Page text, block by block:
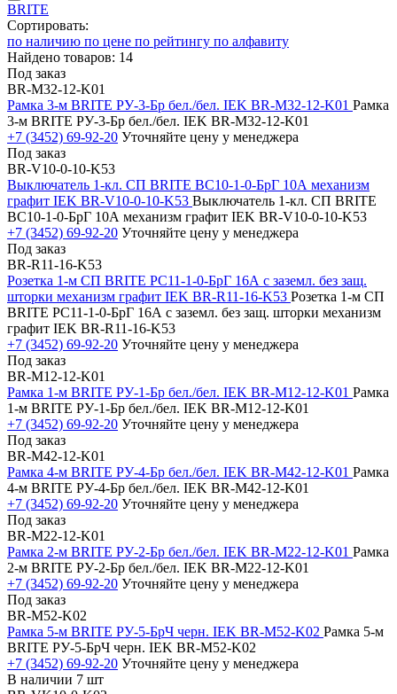
BRITE
Сортировать:
по наличию по цене по рейтингу по алфавиту
Найдено товаров: 14
Под заказ
BR-M32-12-K01
Рамка 3-м BRITE РУ-3-Бр бел./бел. IEK BR-M32-12-K01 Рамка
3-м BRITE РУ-3-Бр бел./бел. IEK BR-M32-12-K01
+7 (3452) 69-92-20 Уточняйте цену у менеджера
Под заказ
BR-V10-0-10-K53
Выключатель 1-кл. СП BRITE ВС10-1-0-БрГ 10А механизм
графит IEK BR-V10-0-10-K53 Выключатель 1-кл. СП BRITE
ВС10-1-0-БрГ 10А механизм графит IEK BR-V10-0-10-K53
+7 (3452) 69-92-20 Уточняйте цену у менеджера
Под заказ
BR-R11-16-K53
Розетка 1-м СП BRITE РС11-1-0-БрГ 16А с заземл. без защ.
шторки механизм графит IEK BR-R11-16-K53 Розетка 1-м СП
BRITE РС11-1-0-БрГ 16А с заземл. без защ. шторки механизм
графит IEK BR-R11-16-K53
+7 (3452) 69-92-20 Уточняйте цену у менеджера
Под заказ
BR-M12-12-K01
Рамка 1-м BRITE РУ-1-Бр бел./бел. IEK BR-M12-12-K01 Рамка
1-м BRITE РУ-1-Бр бел./бел. IEK BR-M12-12-K01
+7 (3452) 69-92-20 Уточняйте цену у менеджера
Под заказ
BR-M42-12-K01
Рамка 4-м BRITE РУ-4-Бр бел./бел. IEK BR-M42-12-K01 Рамка
4-м BRITE РУ-4-Бр бел./бел. IEK BR-M42-12-K01
+7 (3452) 69-92-20 Уточняйте цену у менеджера
Под заказ
BR-M22-12-K01
Рамка 2-м BRITE РУ-2-Бр бел./бел. IEK BR-M22-12-K01 Рамка
2-м BRITE РУ-2-Бр бел./бел. IEK BR-M22-12-K01
+7 (3452) 69-92-20 Уточняйте цену у менеджера
Под заказ
BR-M52-K02
Рамка 5-м BRITE РУ-5-БрЧ черн. IEK BR-M52-K02 Рамка 5-м
BRITE РУ-5-БрЧ черн. IEK BR-M52-K02
+7 (3452) 69-92-20 Уточняйте цену у менеджера
В наличии 7 шт